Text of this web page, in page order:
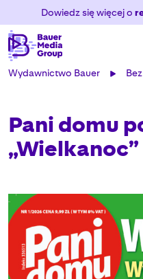
Dowiedz się więcej o
Wydawnictwo Bauer
Pani domu
„Wielkanoc”